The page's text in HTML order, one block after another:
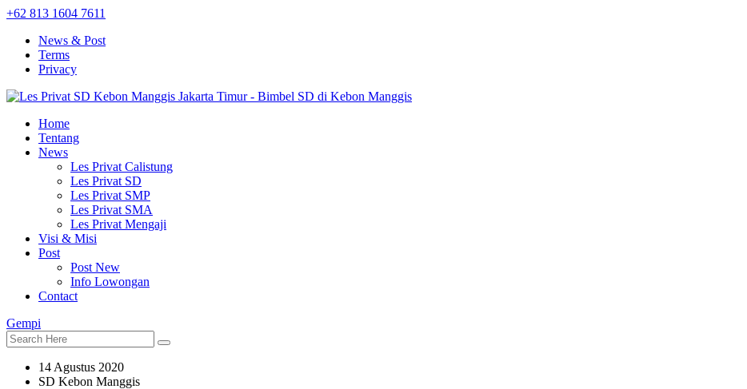
+62 813 1604 7611
News & Post
Terms
Privacy
Home
Tentang
News
Les Privat Calistung
Les Privat SD
Les Privat SMP
Les Privat SMA
Les Privat Mengaji
Visi & Misi
Post
Post New
Info Lowongan
Contact
Gempi
14 Agustus 2020
SD Kebon Manggis